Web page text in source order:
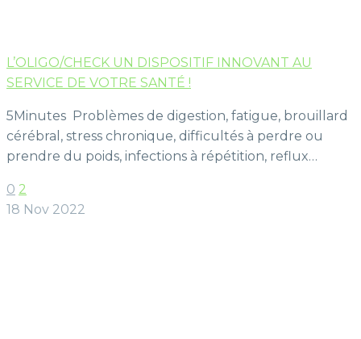
L’OLIGO/CHECK UN DISPOSITIF INNOVANT AU
SERVICE DE VOTRE SANTÉ !
5Minutes Problèmes de digestion, fatigue, brouillard
cérébral, stress chronique, difficultés à perdre ou
prendre du poids, infections à répétition, reflux…
0 2
18 Nov 2022